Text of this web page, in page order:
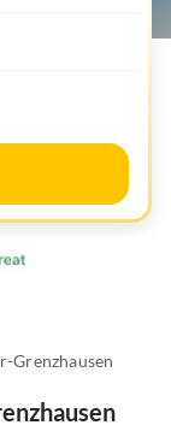
Grenzhausen